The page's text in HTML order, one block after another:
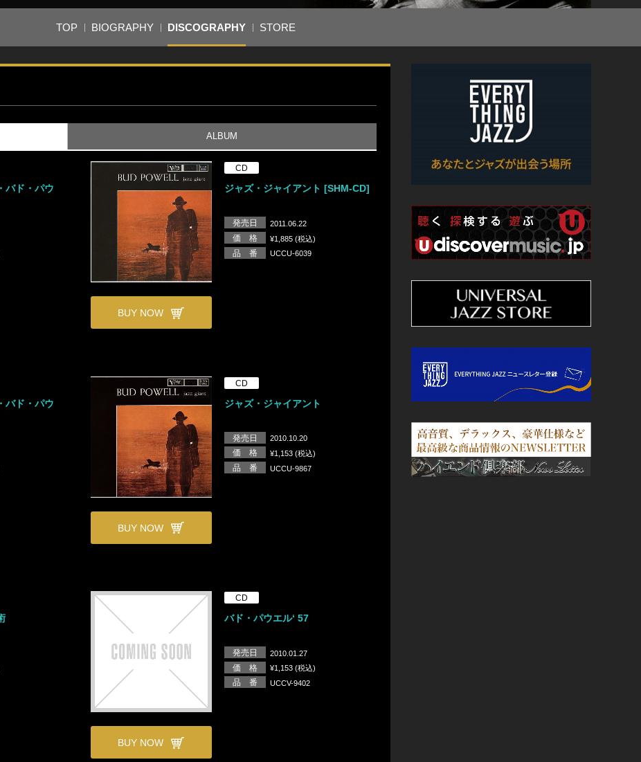
TOP BIOGRAPHY DISCOGRAPHY STORE
ALBUM
バド・パウ
BUY NOW
CD
ジャズ・ジャイアント [SHM-CD]
発売日 2011.06.22
価 格 ¥1,885 (税込)
品 番 UCCU-6039
バド・パウ
BUY NOW
CD
ジャズ・ジャイアント
発売日 2010.10.20
価 格 ¥1,153 (税込)
品 番 UCCU-9867
BUY NOW
CD
バド・パウエル‘ 57
発売日 2010.01.27
価 格 ¥1,153 (税込)
品 番 UCCV-9402